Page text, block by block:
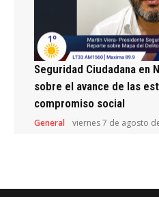
Seguridad Ciudadana en
sobre el avance de las
compromiso social
General viernes 7 de agosto